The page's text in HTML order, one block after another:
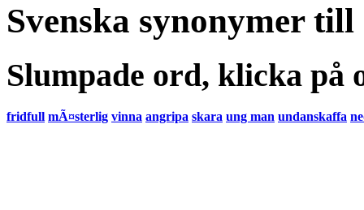
Svenska synonymer
Slumpade ord, klicka på
fridfull mÃ¤sterlig vinna angripa skara ung man undanskaffa